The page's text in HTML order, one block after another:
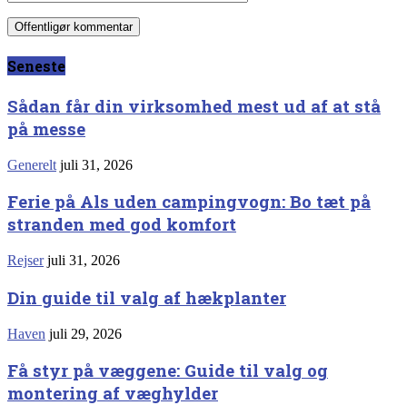
Seneste
Sådan får din virksomhed mest ud af at stå
på messe
Generelt juli 31, 2026
Ferie på Als uden campingvogn: Bo tæt på
stranden med god komfort
Rejser juli 31, 2026
Din guide til valg af hækplanter
Haven juli 29, 2026
Få styr på væggene: Guide til valg og
montering af væghylder